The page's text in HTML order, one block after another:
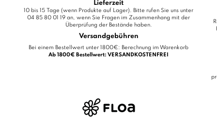
Lieferzeit
10 bis 15 Tage (wenn Produkte auf Lager). Bitte rufen Sie uns unter
04 85 80 01 19 an, wenn Sie Fragen im Zusammenhang mit der
Überprüfung der Bestände haben.
Versandgebühren
Bei einem Bestellwert unter 1800€: Berechnung im Warenkorb
Ab 1800€ Bestellwert: VERSANDKOSTENFREI